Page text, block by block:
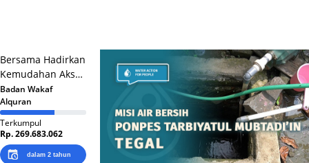
Bersama Hadirkan
Kemudahan Akses
Air Bersih untuk
Santri Ponpes
Tarbiyatul
Mubtadi’in
Badan Wakaf
Alquran
Terkumpul
Rp. 269.683.062
dalam 2 tahun